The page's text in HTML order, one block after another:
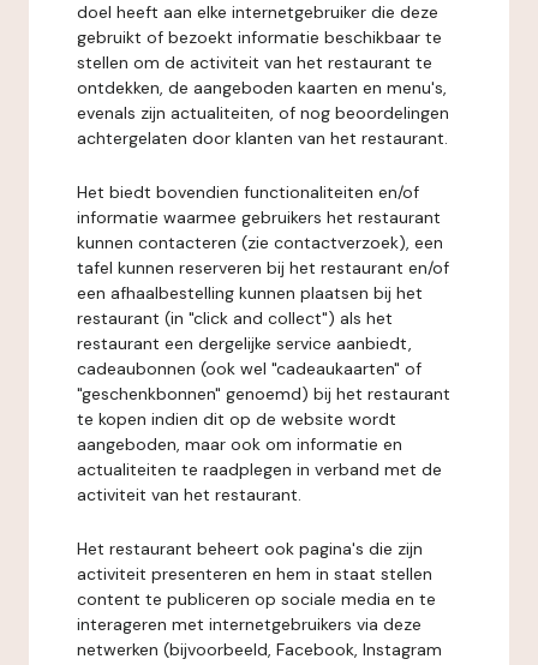
doel heeft aan elke internetgebruiker die deze
gebruikt of bezoekt informatie beschikbaar te
stellen om de activiteit van het restaurant te
ontdekken, de aangeboden kaarten en menu's,
evenals zijn actualiteiten, of nog beoordelingen
achtergelaten door klanten van het restaurant.
Het biedt bovendien functionaliteiten en/of
informatie waarmee gebruikers het restaurant
kunnen contacteren (zie contactverzoek), een
tafel kunnen reserveren bij het restaurant en/of
een afhaalbestelling kunnen plaatsen bij het
restaurant (in "click and collect") als het
restaurant een dergelijke service aanbiedt,
cadeaubonnen (ook wel "cadeaukaarten" of
"geschenkbonnen" genoemd) bij het restaurant
te kopen indien dit op de website wordt
aangeboden, maar ook om informatie en
actualiteiten te raadplegen in verband met de
activiteit van het restaurant.
Het restaurant beheert ook pagina's die zijn
activiteit presenteren en hem in staat stellen
content te publiceren op sociale media en te
interageren met internetgebruikers via deze
netwerken (bijvoorbeeld, Facebook, Instagram